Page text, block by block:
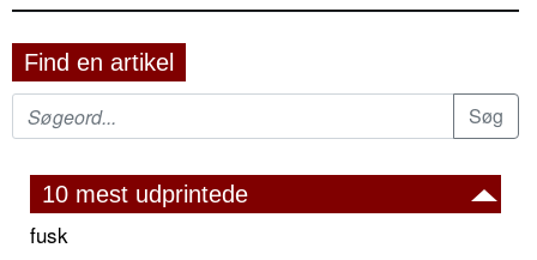
Find en artikel
10 mest udprintede
fusk